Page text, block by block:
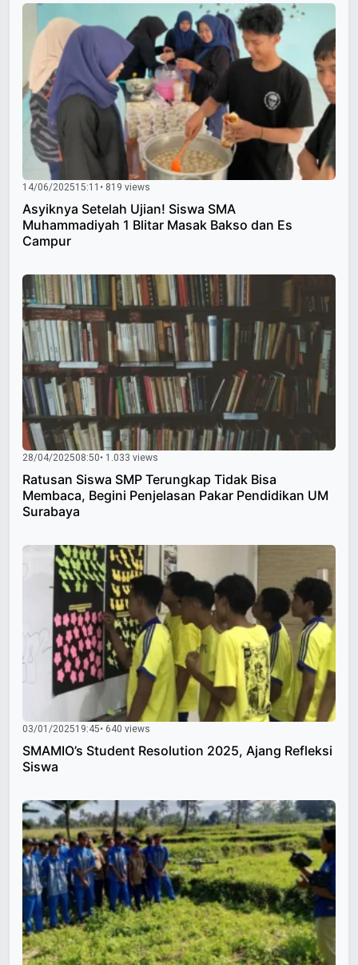
14/06/202515:11 • 819 views
Asyiknya Setelah Ujian! Siswa SMA
Muhammadiyah 1 Blitar Masak Bakso dan Es
Campur
28/04/202508:50• 1.033 views
Ratusan Siswa SMP Terungkap Tidak Bisa
Membaca, Begini Penjelasan Pakar Pendidikan UM
Surabaya
03/01/202519:45• 640 views
SMAMIO’s Student Resolution 2025, Ajang Refleksi
Siswa